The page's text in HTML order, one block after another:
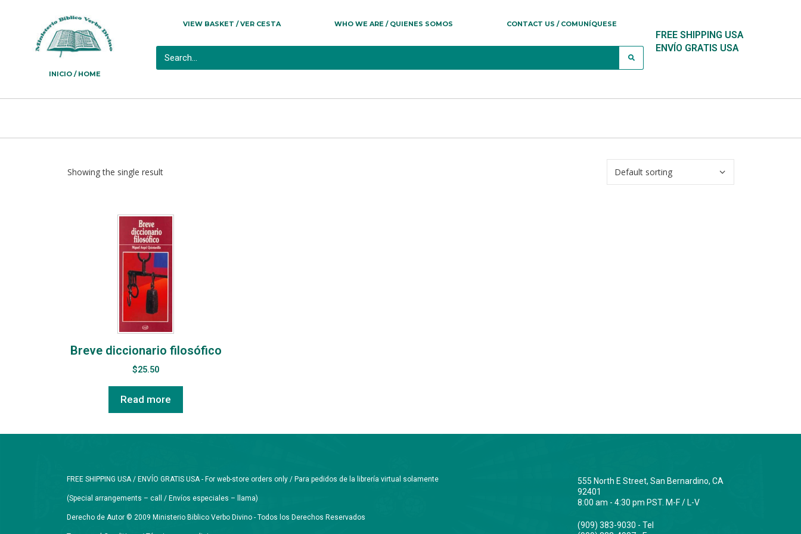
INICIO / HOME
VIEW BASKET / VER CESTA WHO WE ARE / QUIENES SOMOS CONTACT US / COMUNÍQUESE
FREE SHIPPING USA
ENVÍO GRATIS USA
Showing the single result
Breve diccionario filosófico
$25.50
Read more
FREE SHIPPING USA / ENVÍO GRATIS USA - For web-store orders only / Para pedidos de la librería virtual solamente
(Special arrangements – call / Envíos especiales – llama)
Derecho de Autor © 2009 Ministerio Biblico Verbo Divino - Todos los Derechos Reservados
555 North E Street, San Bernardino, CA
92401
8:00 am - 4:30 pm PST. M-F / L-V
(909) 383-9030 - Tel